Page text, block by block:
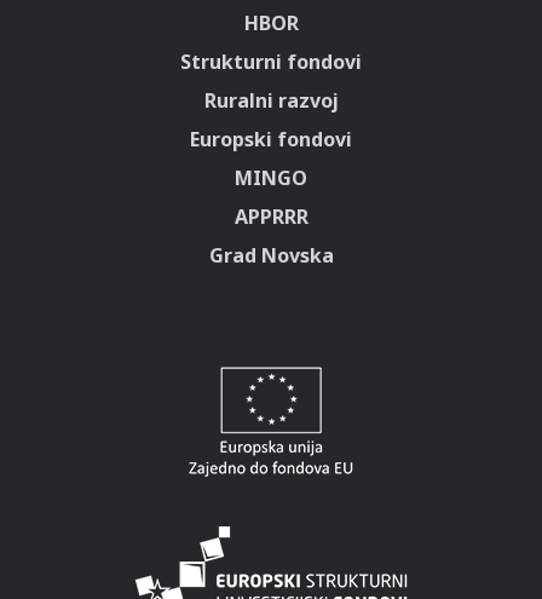
HBOR
Strukturni fondovi
Ruralni razvoj
Europski fondovi
MINGO
APPRRR
Grad Novska